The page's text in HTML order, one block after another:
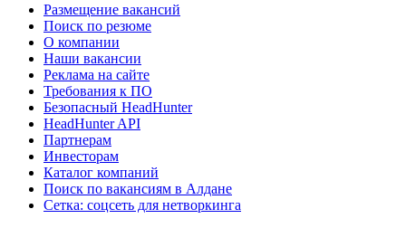
Размещение вакансий
Поиск по резюме
О компании
Наши вакансии
Реклама на сайте
Требования к ПО
Безопасный HeadHunter
HeadHunter API
Партнерам
Инвесторам
Каталог компаний
Поиск по вакансиям в Алдане
Сетка: соцсеть для нетворкинга